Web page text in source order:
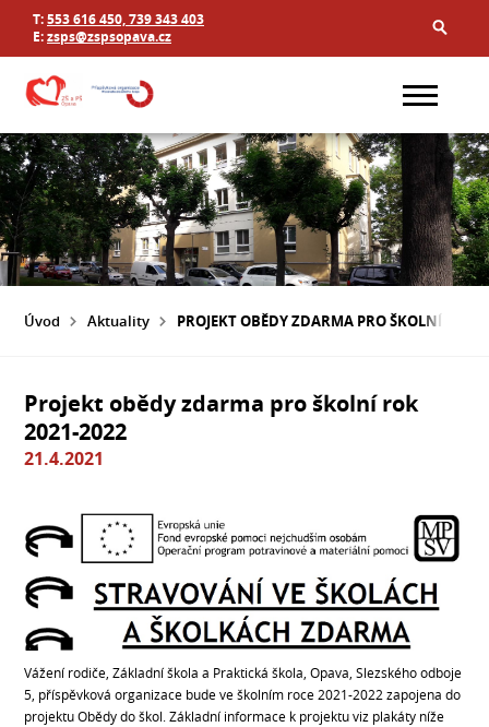
T:553 616 450, 739 343 403
E:zsps@zspsopava.cz
Úvod Aktuality PROJEKT OBĚDY ZDARMA PRO ŠKOLNÍ ROK
Projekt obědy zdarma pro školní rok
2021-2022
21.4.2021
Vážení rodiče, Základní škola a Praktická škola, Opava, Slezského odboje
5, příspěvková organizace bude ve školním roce 2021-2022 zapojena do
projektu Obědy do škol. Základní informace k projektu viz plakáty níže